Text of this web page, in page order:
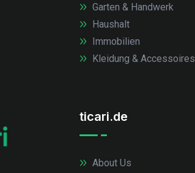
Garten & Handwerk
Haushalt
Immobilien
Kleidung & Accessoires
ticari.de
About Us